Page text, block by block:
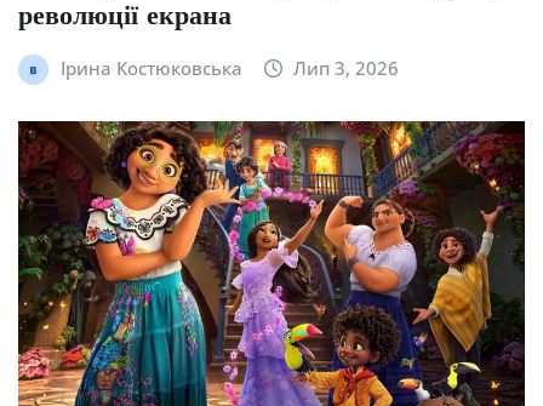
революції екрана
Ірина Костюковська Лип 3, 2026